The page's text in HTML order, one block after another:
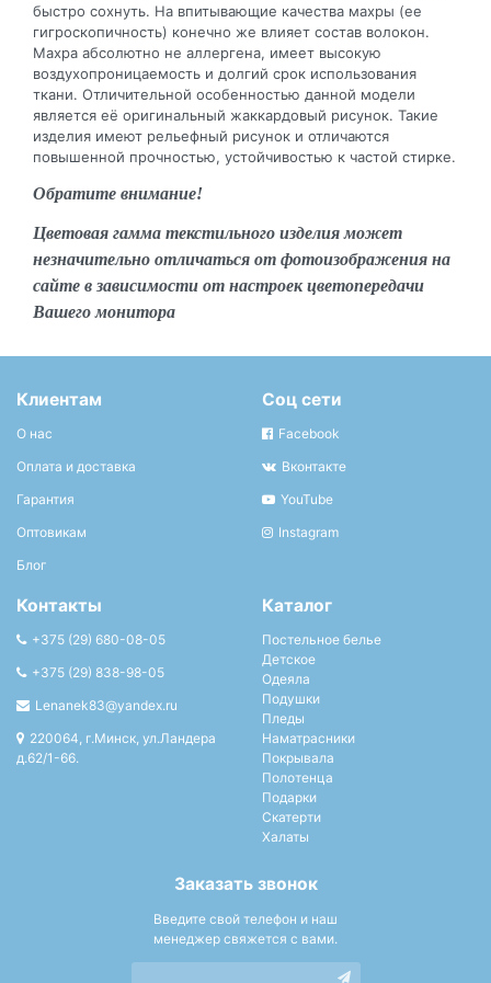
быстро сохнуть. На впитывающие качества махры (ее
гигроскопичность) конечно же влияет состав волокон.
Махра абсолютно не аллергена, имеет высокую
воздухопроницаемость и долгий срок использования
ткани. Отличительной особенностью данной модели
является её оригинальный жаккардовый рисунок. Такие
изделия имеют рельефный рисунок и отличаются
повышенной прочностью, устойчивостью к частой стирке.
Обратите внимание!
Цветовая гамма текстильного изделия может
незначительно отличаться от фотоизображения на
сайте в зависимости от настроек цветопередачи
Вашего монитора
Клиентам
О нас
Оплата и доставка
Гарантия
Оптовикам
Блог
Соц сети
Facebook
Вконтакте
YouTube
Instagram
Контакты
+375 (29) 680-08-05
+375 (29) 838-98-05
Lenanek83@yandex.ru
220064, г.Минск, ул.Ландера
д.62/1-66.
Каталог
Постельное белье
Детское
Одеяла
Подушки
Пледы
Наматрасники
Покрывала
Полотенца
Подарки
Скатерти
Халаты
Заказать звонок
Введите свой телефон и наш
менеджер свяжется с вами.